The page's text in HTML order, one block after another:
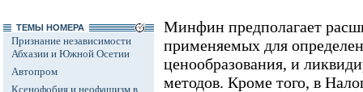
ТЕМЫ НОМЕРА
Признание независимости
Абхазии и Южной Осетии
Автопром
Ксенофобия и неофашизм в
Минфин предполагает
применяемых для
ценообразования, и
методов. Кроме того, в